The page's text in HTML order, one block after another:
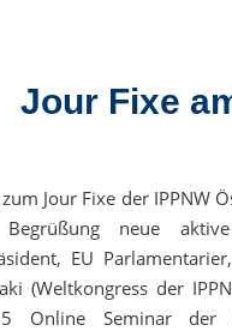
Jour Fixe
Jour Fixe der IPPNW
Begrüßung neue
EU
(Weltkongress der
Online Seminar der